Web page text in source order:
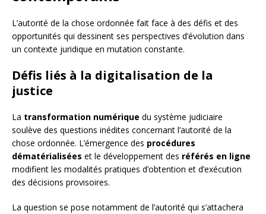
L’autorité de la chose ordonnée fait face à des défis et des
opportunités qui dessinent ses perspectives d’évolution dans
un contexte juridique en mutation constante.
Défis liés à la digitalisation de la
justice
La transformation numérique du système judiciaire
soulève des questions inédites concernant l’autorité de la
chose ordonnée. L’émergence des procédures
dématérialisées et le développement des référés en ligne
modifient les modalités pratiques d’obtention et d’exécution
des décisions provisoires.
La question se pose notamment de l’autorité qui s’attachera